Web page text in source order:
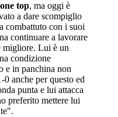
top, ma oggi è
a dare scompiglio
combattuto con i suoi
continuare a lavorare
migliore. Lui è un
condizione
e in panchina non
anche per questo ed
punta e lui attacca
preferito mettere lui